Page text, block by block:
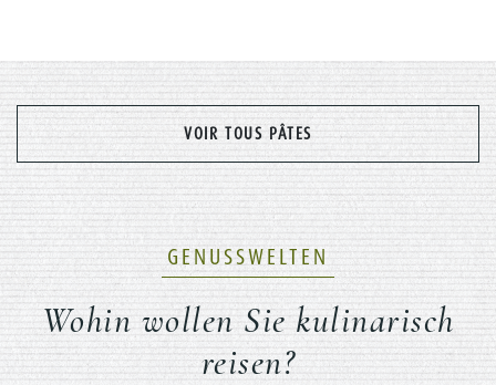
VOIR TOUS PÂTES
GENUSSWELTEN
Wohin wollen Sie kulinarisch
reisen?